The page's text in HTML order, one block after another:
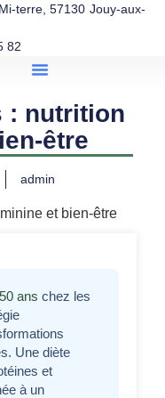
terre, 57130 Jouy-aux-
82
: nutrition
être
admin
ans chez les
Une diète
et
à un